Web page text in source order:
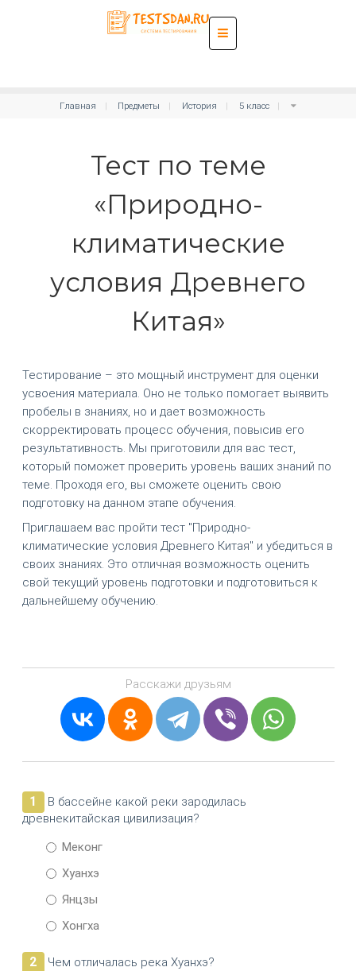
Главная Предметы История 5 класс
Тест по теме
«Природно-
климатические
условия Древнего
Китая»
Тестирование – это мощный инструмент для оценки
усвоения материала. Оно не только помогает выявить
пробелы в знаниях, но и дает возможность
скорректировать процесс обучения, повысив его
результативность. Мы приготовили для вас тест,
который поможет проверить уровень ваших знаний по
теме. Проходя его, вы сможете оценить свою
подготовку на данном этапе обучения.
Приглашаем вас пройти тест "Природно-
климатические условия Древнего Китая" и убедиться в
своих знаниях. Это отличная возможность оценить
свой текущий уровень подготовки и подготовиться к
дальнейшему обучению.
Расскажи друзьям
1
В бассейне какой реки зародилась
древнекитайская цивилизация?
Меконг
Хуанхэ
Янцзы
Хонгха
2
Чем отличалась река Хуанхэ?